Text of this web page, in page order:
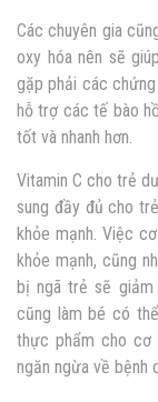
Các chuyên gia
oxy hóa nên sẽ
gặp phải các
hỗ trợ các tế bào
tốt và nhanh hơn.
Vitamin C cho trẻ
sung đầy đủ cho
khỏe mạnh. Việc
khỏe mạnh, cũng
bị ngã trẻ sẽ
cũng làm bé có
thực phẩm cho
ngăn ngừa về bệnh